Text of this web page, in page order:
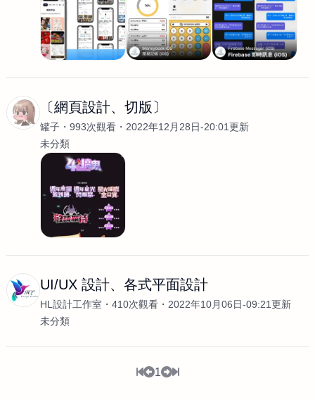
〔網頁設計、切版〕
罐子 993次觀看
2022年12月28日-20:01更新
未分類
UI/UX 設計、各式平面設計
HL設計工作室 410次觀看
2022年10月06日-09:21更新
未分類
1